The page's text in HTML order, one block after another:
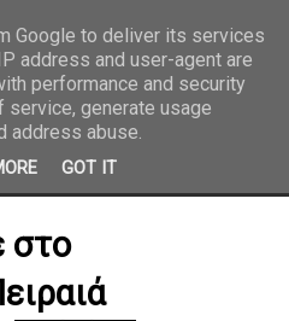
NET
στο
Google to deliver its services
address and user-agent are
performance and security
generate usage
address abuse.
GOT IT